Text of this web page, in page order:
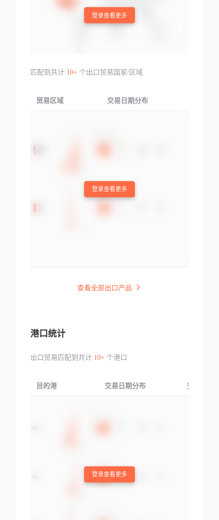
登录查看更多
匹配到共计 10+个出口贸易国家/区域
贸易区域 交易日期分布
登录查看更多
查看全部出口产品
港口统计
出口贸易匹配到共计 10+个港口
目的港 交易日期分布 交易产品
登录查看更多